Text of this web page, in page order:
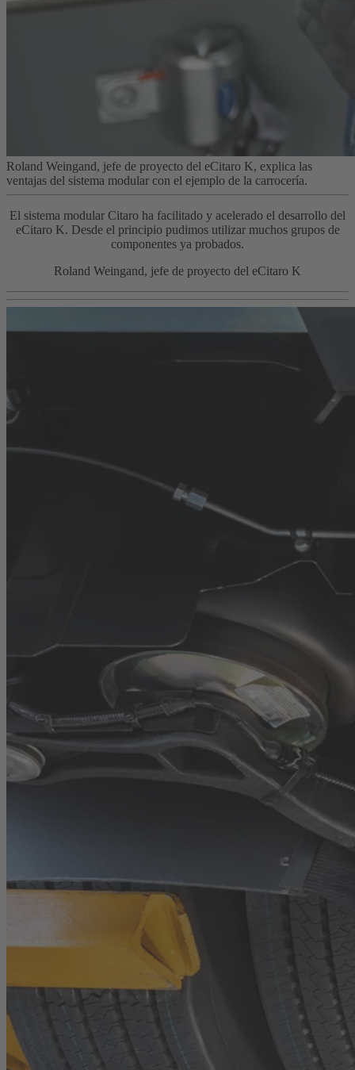
Roland Weingand, jefe de proyecto del eCitaro K, explica las
ventajas del sistema modular con el ejemplo de la carrocería.
El sistema modular Citaro ha facilitado y acelerado el desarrollo del
eCitaro K. Desde el principio pudimos utilizar muchos grupos de
componentes ya probados.
Roland Weingand, jefe de proyecto del eCitaro K